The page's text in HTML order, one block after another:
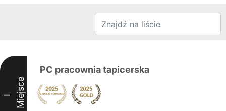
I Miejsce
PC pracownia tapicerska